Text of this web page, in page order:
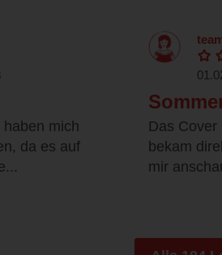
mich
da es auf
Das Cover
bekam
mir